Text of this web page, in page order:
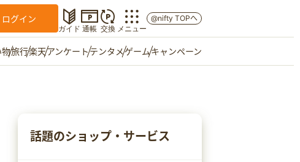
ログイン
ガイド 通帳 交換 メニュー
@nifty TOPへ
物旅行楽天アンケートテンタメゲームキャンペーン
話題のショップ・サービス